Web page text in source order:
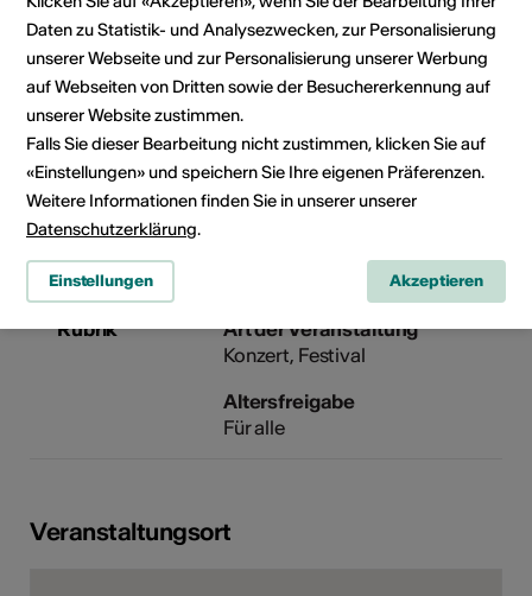
Veranstalter
Festival Musikdorf Ernen
Kirchweg 6
Postfach 3
3995 Ernen
Telefon +41 27 971 10 00
Reservationen 027 971 10 00
Fax 027 971 30 00
E-Mail
Rubrik
Art der Veranstaltung
Konzert Festival
Altersfreigabe
Für alle
Veranstaltungsort
Daten zu Statistik- und Analysezwecken, zur Personalisierung
unserer Webseite und zur Personalisierung unserer Werbung
auf Webseiten von Dritten sowie der Besuchererkennung auf
unserer Website zustimmen.
Falls Sie dieser Bearbeitung nicht zustimmen, klicken Sie auf
«Einstellungen» und speichern Sie Ihre eigenen Präferenzen.
Weitere Informationen finden Sie in unserer unserer
Datenschutzerklärung.
Einstellungen Akzeptieren